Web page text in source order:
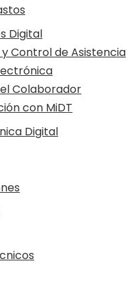
Digital
Control de Asistencia
Colaborador
con MiDT
Digital